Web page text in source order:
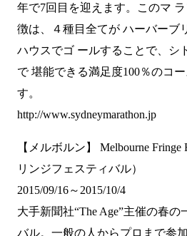
年で7回目を迎えます。このマ
徴は、４種目全てが ハーバーブ
ハウスでゴ ールすることで、シ
で 堪能できる満足度100％のコ
す。
http://www.sydneymarathon.jp
【メルボルン】 Melbourne
リンジフェスティバル）
2015/09/16～2015/10/4
大手新聞社“The Age”主催の春の
バル。一般の人からプロまで参